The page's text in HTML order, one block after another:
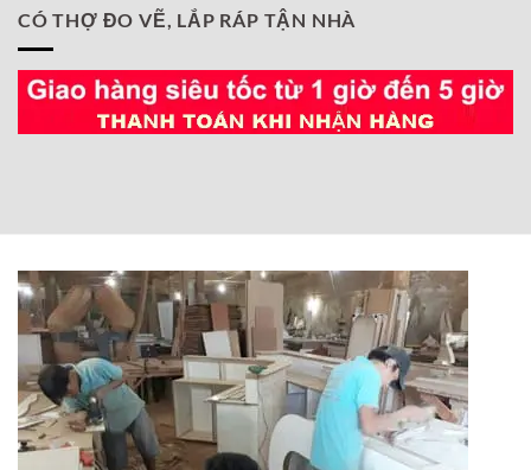
CÓ THỢ ĐO VẼ, LẮP RÁP TẬN NHÀ